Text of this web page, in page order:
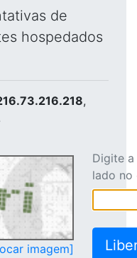
de
hospedados
,
imagem]
Digite
lado no